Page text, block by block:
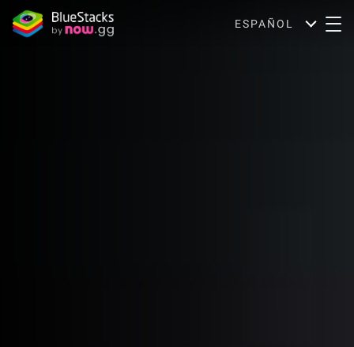
ESPAÑOL